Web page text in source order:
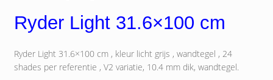
Ryder Light 31.6×100 cm
Ryder Light 31.6×100 cm , kleur licht grijs , wandtegel , 24
shades per referentie , V2 variatie, 10.4 mm dik, wandtegel.